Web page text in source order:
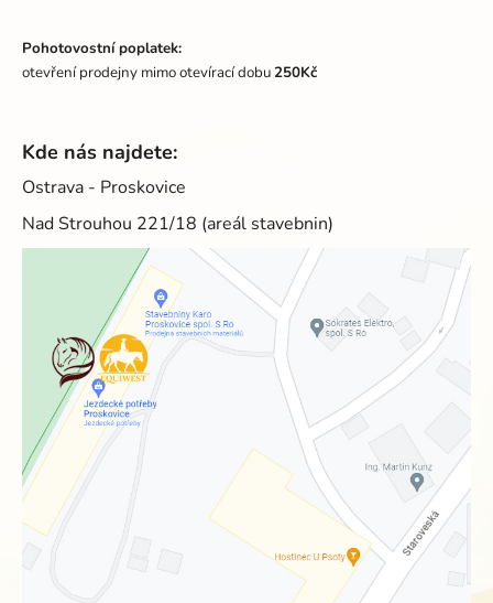
Pohotovostní poplatek:
otevření prodejny mimo otevírací dobu250Kč
Kde nás najdete:
Ostrava - Proskovice
Nad Strouhou 221/18 (areál stavebnin)